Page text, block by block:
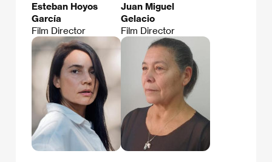
Esteban Hoyos
García
Film Director
Juan Miguel
Gelacio
Film Director